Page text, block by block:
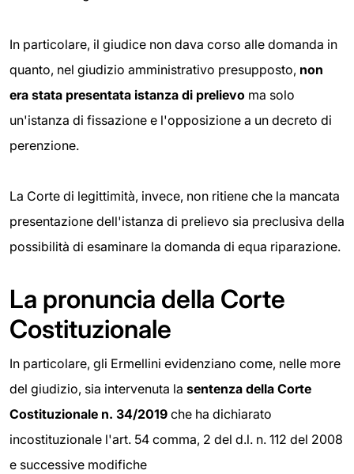
In particolare, il giudice non dava corso alle domanda in
quanto, nel giudizio amministrativo presupposto, non
era stata presentata istanza di prelievo ma solo
un'istanza di fissazione e l'opposizione a un decreto di
perenzione.
La Corte di legittimità, invece, non ritiene che la mancata
presentazione dell'istanza di prelievo sia preclusiva della
possibilità di esaminare la domanda di equa riparazione.
La pronuncia della Corte
Costituzionale
In particolare, gli Ermellini evidenziano come, nelle more
del giudizio, sia intervenuta la sentenza della Corte
Costituzionale n. 34/2019 che ha dichiarato
incostituzionale l'art. 54 comma, 2 del d.l. n. 112 del 2008
e successive modifiche